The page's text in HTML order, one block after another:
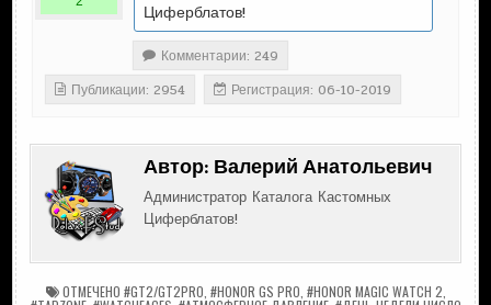
Циферблатов!
Комментарии: 249
Публикации: 2954
Регистрация: 06-10-2019
Автор: Валерий Анатольевич
Администратор Каталога Кастомных
Циферблатов!
ОТМЕЧЕНО #GT2/GT2PRO #HONOR GS PRO #HONOR MAGIC WATCH 2